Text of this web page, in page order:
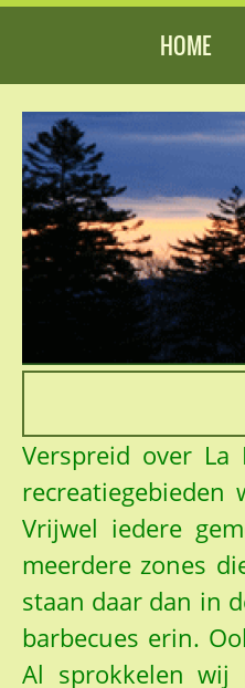
Verspreid over
Vrijwel iedere
meerdere zones
staan daar dan in
barbecues erin.
Al sprokkelen wij
HOME